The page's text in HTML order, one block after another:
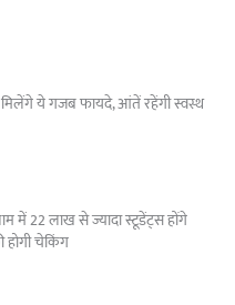
ये गजब फायदे, आंतें रहेंगी स्वस्थ
में 22 लाख से ज्यादा स्टूडेंट्स होंगे
होगी चेकिंग